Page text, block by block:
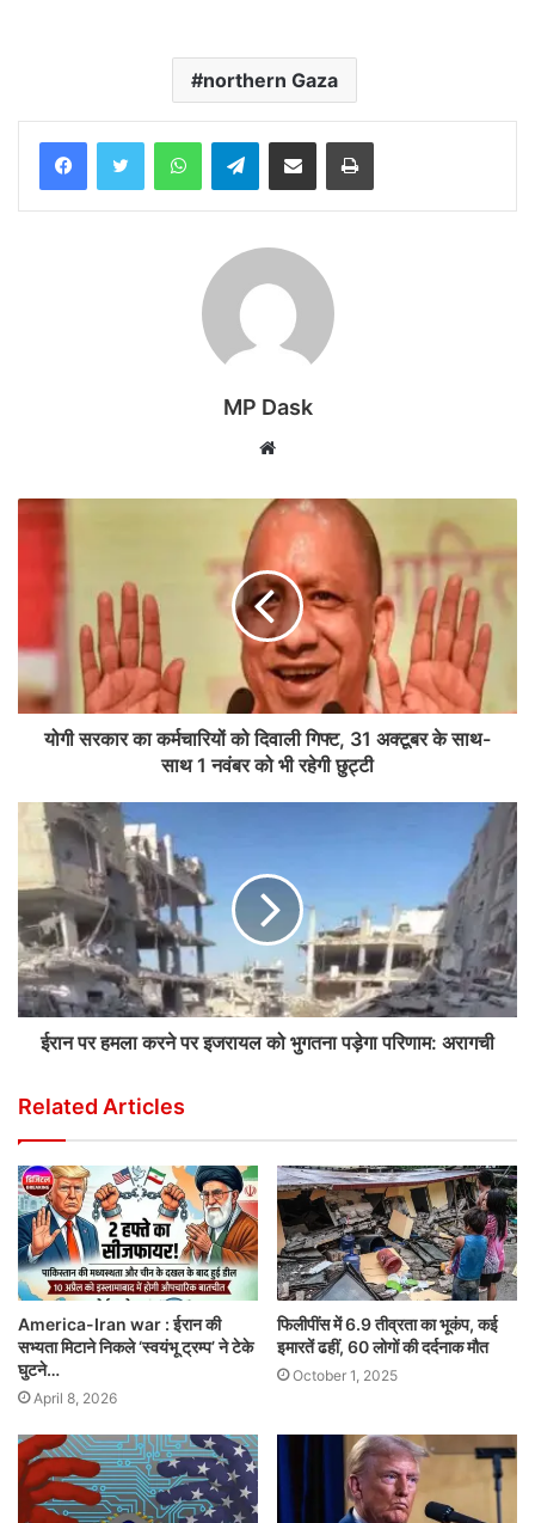
northern Gaza
WhatsAppTelegramShare via Email Print
MP Dask
Website
योगी सरकार का कर्मचारियों को दिवाली गिफ्ट, 31 अक्टूबर के साथ-
साथ 1 नवंबर को भी रहेगी छुट्टी
ईरान पर हमला करने पर इजरायल को भुगतना पड़ेगा परिणाम: अरागची
Related Articles
America-Iran war : ईरान की
सभ्यता मिटाने निकले ‘स्वयंभू ट्रम्प’ ने टेके
घुटने…
April 8, 2026
फिलीपींस में 6.9 तीव्रता का भूकंप, कई
इमारतें ढहीं, 60 लोगों की दर्दनाक मौत
October 1, 2025